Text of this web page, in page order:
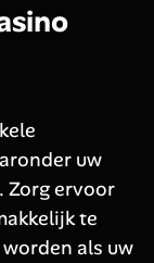
uw
Zorg ervoor
te
als uw